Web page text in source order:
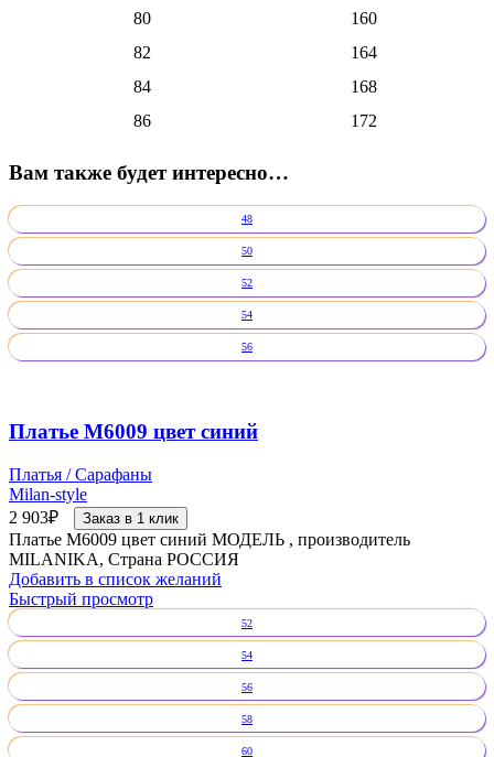
80
160
82
164
84
168
86
172
Вам также будет интересно…
48
50
52
54
56
Платье М6009 цвет синий
Платья / Сарафаны
Milan-style
2 903₽ Заказ в 1 клик
Платье М6009 цвет синий МОДЕЛЬ , производитель
MILANIKA, Страна РОССИЯ
Добавить в список желаний
Быстрый просмотр
52
54
56
58
60